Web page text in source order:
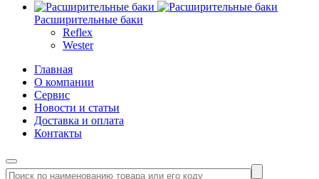
Расширительные баки
Reflex
Wester
Главная
О компании
Сервис
Новости и статьи
Доставка и оплата
Контакты